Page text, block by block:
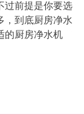
过前提是你要选
，到底厨房净水
的厨房净水机